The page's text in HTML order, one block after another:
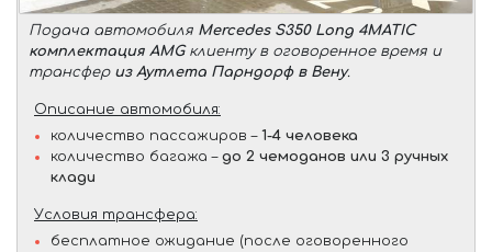
Подача автомобиля Mercedes S350 Long 4MATIC
комплектация AMGклиенту в оговоренное время и
трансфер из Аутлета Парндорф в Вену.
Описание автомобиля:
количество пассажиров – 1-4 человека
количество багажа – до 2 чемоданов или 3 ручных
клади
Условия трансфера:
бесплатное ожидание (после оговоренного